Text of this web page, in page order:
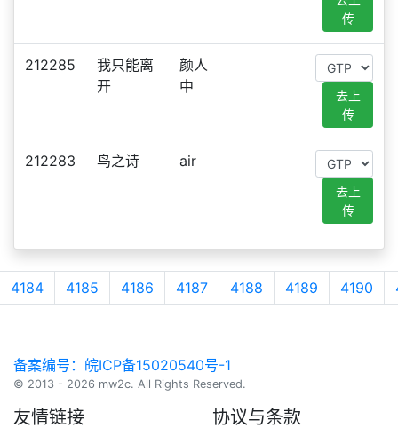
传
212285
我只能离
开
颜人
中
去上
传
212283 鸟之诗 air
去上
传
4184 4185 4186 4187 4188 4189 4190
备案编号：皖ICP备15020540号-1
© 2013 - 2026 mw2c. All Rights Reserved.
友情链接 协议与条款